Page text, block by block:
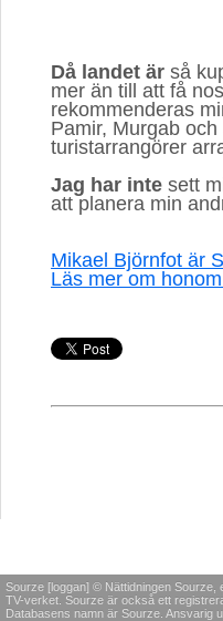
Då landet är så
mer än till att få
rekommenderas
Pamir, Murgab
turistarrangörer
Jag har inte sett
att planera min
Mikael Björnfot är
Läs mer om
Sourze [loggan] © Nättidningen
TV-verket. Sourze är också ett
Databasens namn är Sourze. Ansvarig